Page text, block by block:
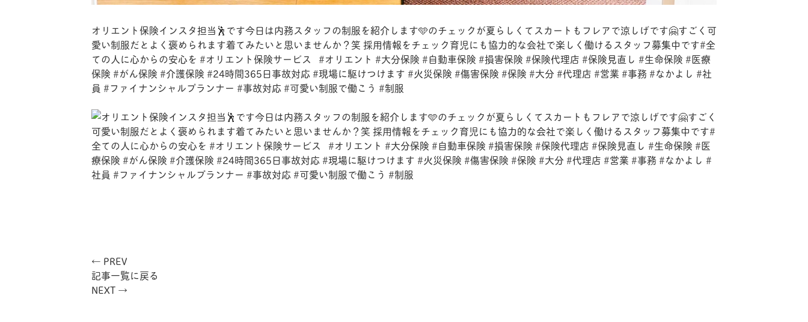
オリエント保険インスタ担当🕺です今日は内務スタッフの制服を紹介します🩵のチェックが夏らしくてスカートもフレアで涼しげです🤗すごく可
愛い制服だとよく褒められます着てみたいと思いませんか？笑 採用情報をチェック育児にも協力的な会社で楽しく働けるスタッフ募集中です#全
ての人に心からの安心を #オリエント保険サービス⠀#オリエント #大分保険 #自動車保険 #損害保険 #保険代理店 #保険見直し #生命保険 #医療
保険 #がん保険 #介護保険 #24時間365日事故対応 #現場に駆けつけます #火災保険 #傷害保険 #保険 #大分 #代理店 #営業 #事務 #なかよし #社
員 #ファイナンシャルプランナー #事故対応 #可愛い制服で働こう #制服
← PREV
記事一覧に戻る
NEXT →